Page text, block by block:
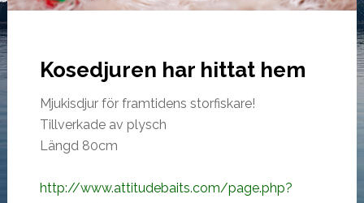
Kosedjuren har hittat hem
Mjukisdjur för framtidens storfiskare!
Tillverkade av plysch
Längd 80cm
http://www.attitudebaits.com/page.php?